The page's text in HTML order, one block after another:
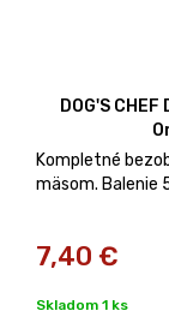
DOG'S
Kompletné
mäsom. Balenie
7,40 €
Skladom 1 ks